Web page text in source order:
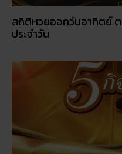
สถิติหวยออกวันอาทิตย์ ต
ประจำวัน